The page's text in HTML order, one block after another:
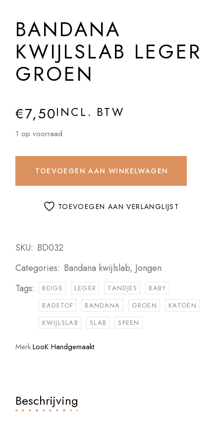
BANDANA
KWIJLSLAB LEGER
GROEN
€7,50INCL. BTW
1 op voorraad
TOEVOEGEN AAN WINKELWAGEN
TOEVOEGEN AAN VERLANGLIJST
SKU: BD032
Categories: Bandana kwijlslab, Jongen
Tags:
BEIGE LEGER TANDJES
BABY
BADSTOF
BANDANA GROEN
KATOEN
KWIJLSLAB
SLAB SPEEN
Merk:LooK Handgemaakt
Beschrijving